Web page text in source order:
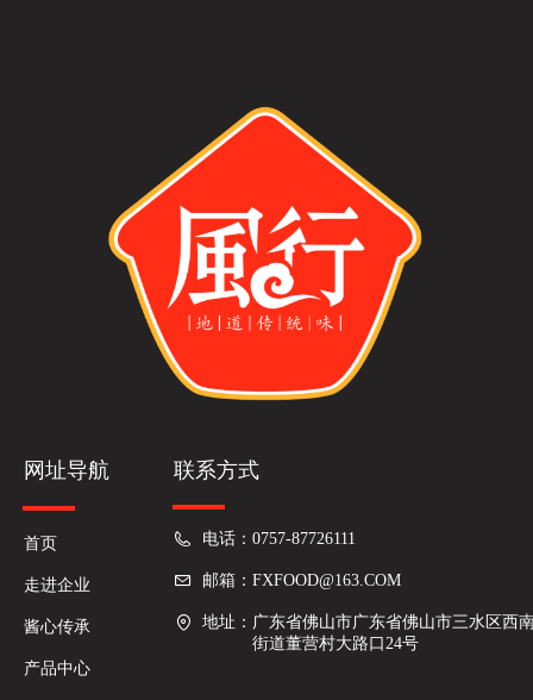
网址导航
首页
走进企业
酱心传承
产品中心
联系方式
电话： 0757-87726111
邮箱： FXFOOD@163.COM
地址： 广东省佛山市广东省佛山市三水区西
街道董营村大路口24号